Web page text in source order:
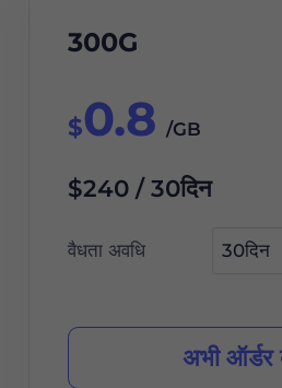
300G
$0.8 /GB
$240 / 30दिन
वैधता अवधि
अभी